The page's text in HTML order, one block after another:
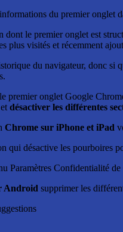
du premier onglet
le premier onglet est
plus visités et récemment
du navigateur, donc
premier onglet Google
désactiver les différentes
Chrome sur iPhone et iPad
qui désactive les pourboires
Paramètres Confidentialité
Android supprimer les